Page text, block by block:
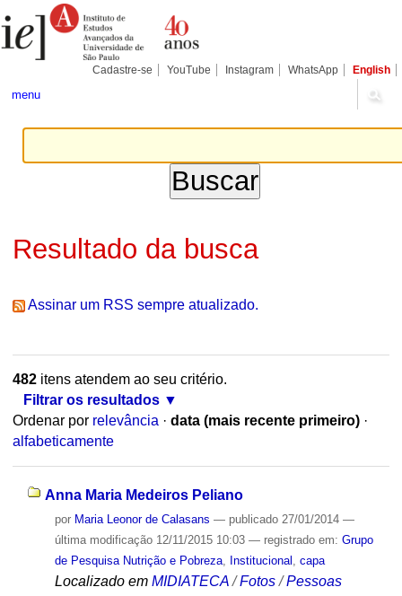
para
conteúdo.
Pessoais
Cadastre-se YouTube Instagram WhatsApp English
menu
Resultado da busca
Assinar um RSS sempre atualizado.
482itens atendem ao seu critério.
Filtrar os resultados
Ordenar por relevância · data (mais recente primeiro) ·
alfabeticamente
Anna Maria Medeiros Peliano
por Maria Leonor de Calasans — publicado27/01/2014 —
última modificação12/11/2015 10:03 — registrado em: Grupo
de Pesquisa Nutrição e Pobreza, Institucional capa
Localizado em MIDIATECA /Fotos /Pessoas